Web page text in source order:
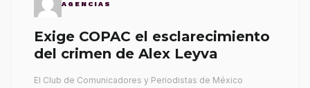
AGENCIAS
Exige COPAC el esclarecimiento
del crimen de Alex Leyva
El Club de Comunicadores y Periodistas de México